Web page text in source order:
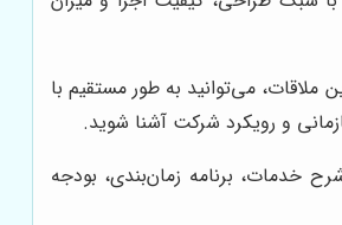
می‌توانید به طور مستقیم با
و رویکرد شرکت آشنا شوید.
خدمات، برنامه زمان‌بندی، بودجه